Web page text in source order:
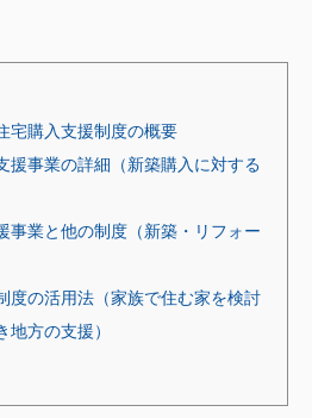
宅購入支援制度の概要
援事業の詳細（新築購入に対する
事業と他の制度（新築・リフォー
度の活用法（家族で住む家を検討
方の支援）